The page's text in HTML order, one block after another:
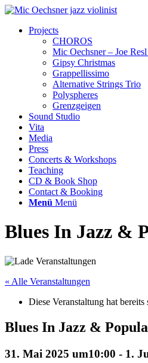
Projects
CHOROS
Mic Oechsner – Joe
Gipsy Christmas
Grappellissimo
Alternative Strings Trio
Polyspheres
Grenzgeigen
Sound Studio
Vita
Media
Press
Concerts & Workshops
Teaching
CD & Book Shop
Contact & Booking
Menü Menü
Blues In Jazz &
« Alle Veranstaltungen
Diese Veranstaltung hat bereits
Blues In Jazz &
31. Mai 2025 um10:00 - 1.